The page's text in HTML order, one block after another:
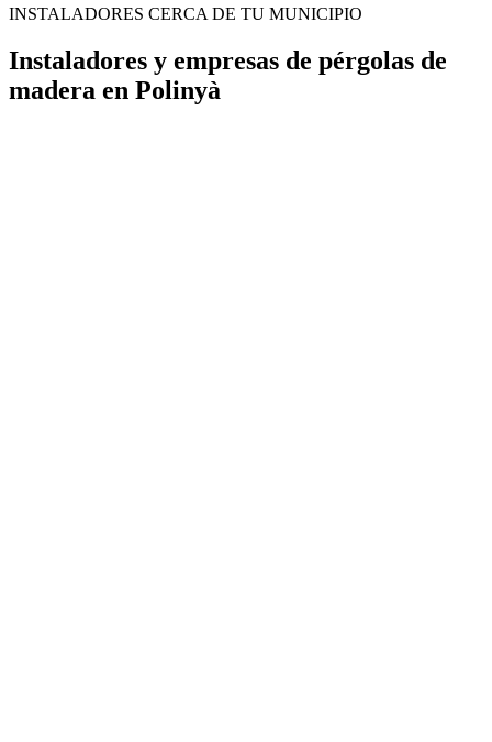
INSTALADORES CERCA DE TU MUNICIPIO
Instaladores y empresas de pérgolas de
madera en Polinyà